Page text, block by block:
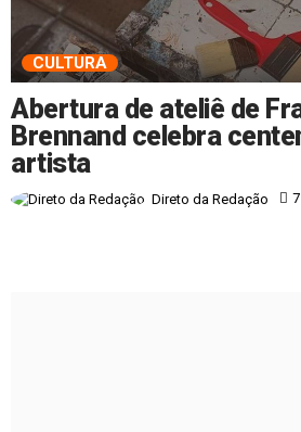
CULTURA
Abertura de ateliê de
Brennand celebra
artista
Direto da Redação